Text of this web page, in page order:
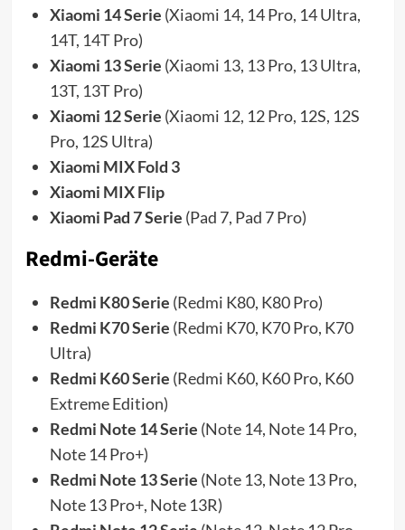
Xiaomi 14 Serie (Xiaomi 14, 14 Pro, 14 Ultra,
14T, 14T Pro)
Xiaomi 13 Serie (Xiaomi 13, 13 Pro, 13 Ultra,
13T, 13T Pro)
Xiaomi 12 Serie (Xiaomi 12, 12 Pro, 12S, 12S
Pro, 12S Ultra)
Xiaomi MIX Fold 3
Xiaomi MIX Flip
Xiaomi Pad 7 Serie (Pad 7, Pad 7 Pro)
Redmi-Geräte
Redmi K80 Serie (Redmi K80, K80 Pro)
Redmi K70 Serie (Redmi K70, K70 Pro, K70
Ultra)
Redmi K60 Serie (Redmi K60, K60 Pro, K60
Extreme Edition)
Redmi Note 14 Serie (Note 14, Note 14 Pro,
Note 14 Pro+)
Redmi Note 13 Serie (Note 13, Note 13 Pro,
Note 13 Pro+, Note 13R)